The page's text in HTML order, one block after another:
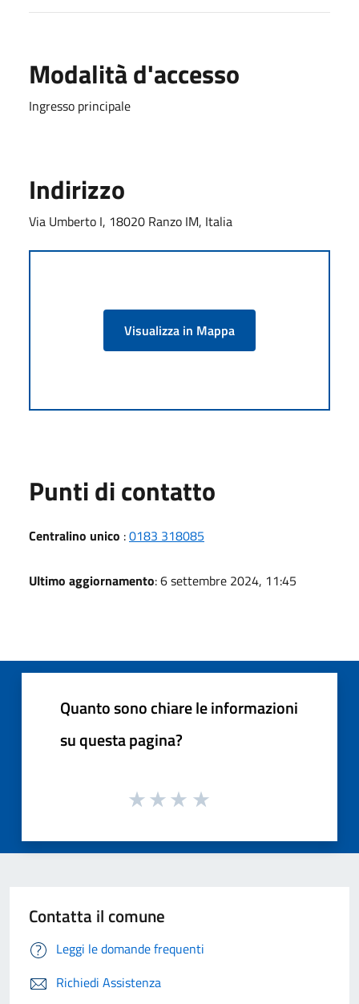
Modalità d'accesso
Ingresso principale
Indirizzo
Via Umberto I, 18020 Ranzo IM, Italia
Visualizza in Mappa
Punti di contatto
Centralino unico :0183 318085
Ultimo aggiornamento: 6 settembre 2024, 11:45
Quanto sono chiare le informazioni
su questa pagina?
Contatta il comune
Leggi le domande frequenti
Richiedi Assistenza